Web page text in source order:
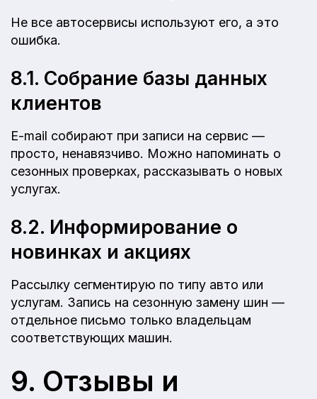
Не все автосервисы используют его, а это
ошибка.
8.1. Собрание базы данных
клиентов
E-mail собирают при записи на сервис —
просто, ненавязчиво. Можно напоминать о
сезонных проверках, рассказывать о новых
услугах.
8.2. Информирование о
новинках и акциях
Рассылку сегментирую по типу авто или
услугам. Запись на сезонную замену шин —
отдельное письмо только владельцам
соответствующих машин.
9. Отзывы и